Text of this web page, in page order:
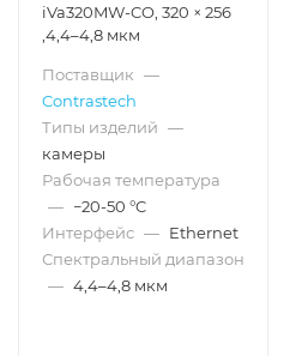
iVa320MW-CO, 320 × 256
,4,4–4,8 мкм
Поставщик —
Contrastech
Типы изделий —
камеры
Рабочая температура
— −20-50 °C
Интерфейс — Ethernet
Спектральный диапазон
— 4,4–4,8 мкм